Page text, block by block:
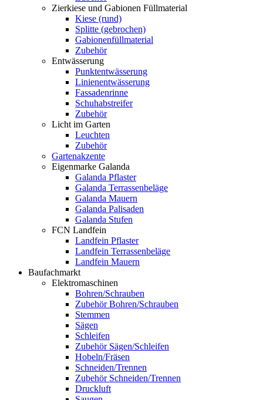
Zierkiese und Gabionen Füllmaterial
Kiese (rund)
Splitte (gebrochen)
Gabionenfüllmaterial
Zubehör
Entwässerung
Punktentwässerung
Linienentwässerung
Fassadenrinne
Schuhabstreifer
Zubehör
Licht im Garten
Leuchten
Zubehör
Gartenakzente
Eigenmarke Galanda
Galanda Pflaster
Galanda Terrassenbeläge
Galanda Mauern
Galanda Palisaden
Galanda Stufen
FCN Landfein
Landfein Pflaster
Landfein Terrassenbeläge
Landfein Mauern
Baufachmarkt
Elektromaschinen
Bohren/Schrauben
Zubehör Bohren/Schrauben
Stemmen
Sägen
Schleifen
Zubehör Sägen/Schleifen
Hobeln/Fräsen
Schneiden/Trennen
Zubehör Schneiden/Trennen
Druckluft